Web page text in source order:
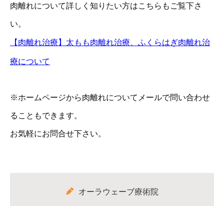
肉離れについて詳しく知りたい方はこちらもご覧下さ
い。
【肉離れ治療】太もも肉離れ治療、ふくらはぎ肉離れ治
療について
※ホームページから肉離れについてメールで問い合わせ
ることもできます。
お気軽にお問合せ下さい。
オーラウェーブ療術院